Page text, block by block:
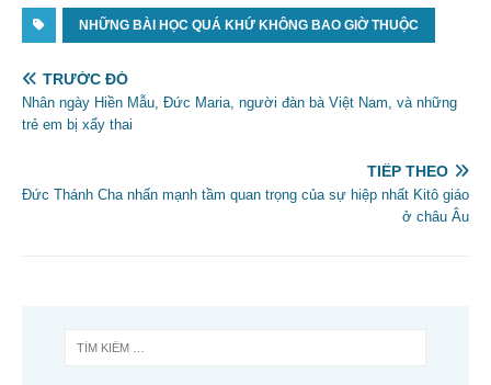
NHỮNG BÀI HỌC QUÁ KHỨ KHÔNG BAO GIỜ THUỘC
TRƯỚC ĐÓ
Nhân ngày Hiền Mẫu, Đức Maria, người đàn bà Việt Nam, và những
trẻ em bị xẩy thai
TIẾP THEO
Đức Thánh Cha nhấn mạnh tầm quan trọng của sự hiệp nhất Kitô giáo
ở châu Âu